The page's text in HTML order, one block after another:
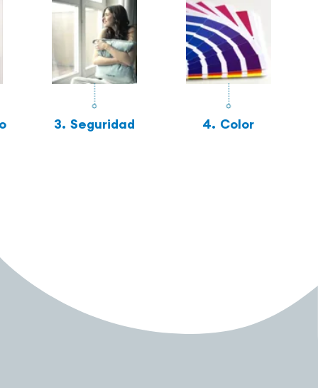
3. Seguridad 4. Color